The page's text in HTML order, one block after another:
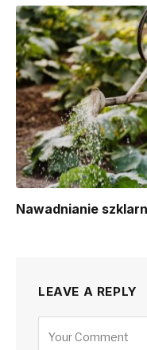
Nawadnianie
LEAVE A REPLY